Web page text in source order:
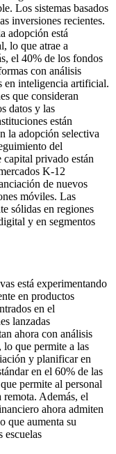
Los sistemas basados
inversiones recientes.
adopción está
lo que atrae a
el 40% de los fondos
con análisis
en inteligencia artificial.
que consideran
datos y las
están
la adopción selectiva
del
privado están
K-12
de nuevos
móviles. Las
sólidas en regiones
y en segmentos
está experimentando
en productos
en el
lanzadas
ahora con análisis
lo que permite a las
y planificar en
en el 60% de las
permite al personal
remota. Además, el
ahora admiten
que aumenta su
escuelas